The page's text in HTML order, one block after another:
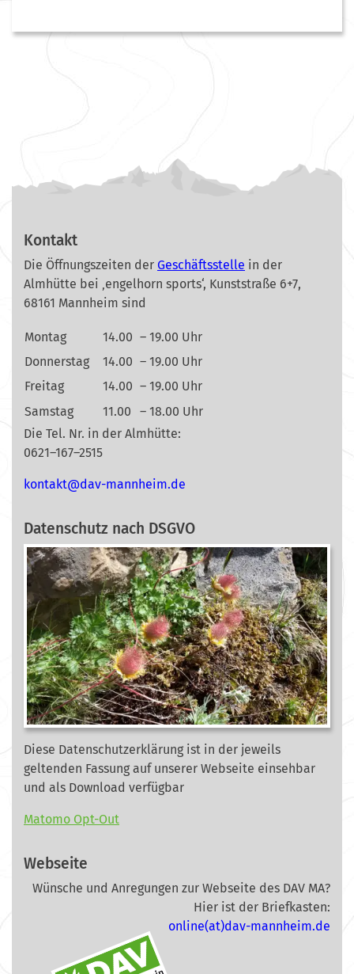
Kontakt
Die Öffnungszeiten der Geschäftsstelle in der
Almhütte bei ‚engelhorn sports‘, Kunststraße 6+7,
68161 Mannheim sind
Montag 14.00 – 19.00 Uhr
Donnerstag
14.00 – 19.00 Uhr
Freitag
14.00 – 19.00 Uhr
Samstag
11.00
– 18.00 Uhr
Die Tel. Nr. in der Almhütte:
0621–167–2515
ed.mi
ehnna
m-vad
@tkat
nok
Datenschutz nach DSGVO
Diese Datenschutzerklärung ist in der jeweils
geltenden Fassung auf unserer Webseite einsehbar
und als Download verfügbar
Matomo Opt-Out
Webseite
Wünsche und Anregungen zur Webseite des DAV MA?
Hier ist der Briefkasten:
online(at)dav-mannheim.de